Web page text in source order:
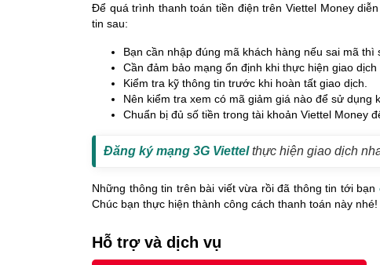
Để quá trình thanh toán tiền điện trên Viettel Money
tin sau:
Bạn cần nhập đúng mã khách hàng nếu sai mã
Cần đảm bảo mạng ổn định khi thực hiện giao dịch
Kiểm tra kỹ thông tin trước khi hoàn tất giao dịch.
Nên kiểm tra xem có mã giảm giá nào để sử dụng
Chuẩn bị đủ số tiền trong tài khoản Viettel Money
Đăng ký mạng 3G Viettelthực hiện giao dịch
Những thông tin trên bài viết vừa rồi đã thông tin tới bạn
Chúc bạn thực hiện thành công cách thanh toán này nhé!
Hỗ trợ và dịch vụ